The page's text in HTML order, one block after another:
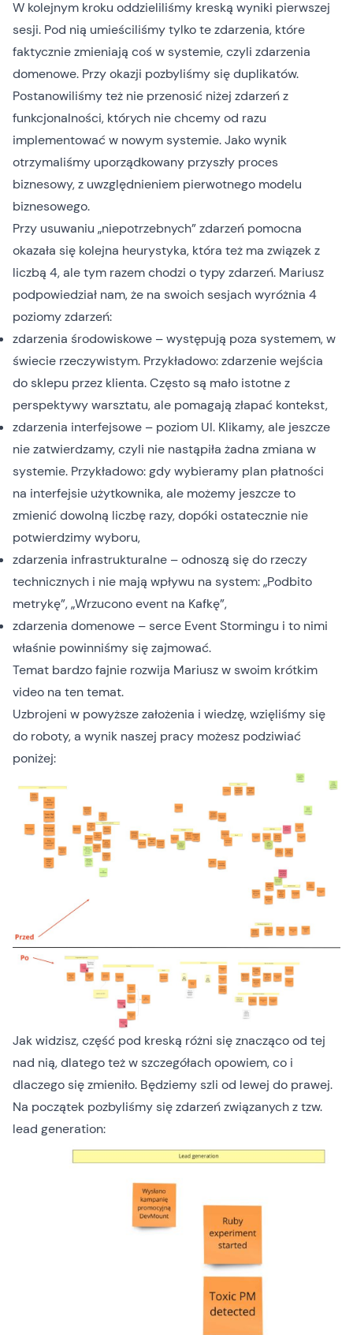
W kolejnym kroku oddzieliliśmy kreską wyniki pierwszej
sesji. Pod nią umieściliśmy tylko te zdarzenia, które
faktycznie zmieniają coś w systemie, czyli zdarzenia
domenowe. Przy okazji pozbyliśmy się duplikatów.
Postanowiliśmy też nie przenosić niżej zdarzeń z
funkcjonalności, których nie chcemy od razu
implementować w nowym systemie. Jako wynik
otrzymaliśmy uporządkowany przyszły proces
biznesowy, z uwzględnieniem pierwotnego modelu
biznesowego.
Przy usuwaniu „niepotrzebnych” zdarzeń pomocna
okazała się kolejna heurystyka, która też ma związek z
liczbą 4, ale tym razem chodzi o typy zdarzeń. Mariusz
podpowiedział nam, że na swoich sesjach wyróżnia 4
poziomy zdarzeń:
zdarzenia środowiskowe – występują poza systemem, w
świecie rzeczywistym. Przykładowo: zdarzenie wejścia
do sklepu przez klienta. Często są mało istotne z
perspektywy warsztatu, ale pomagają złapać kontekst,
zdarzenia interfejsowe – poziom UI. Klikamy, ale jeszcze
nie zatwierdzamy, czyli nie nastąpiła żadna zmiana w
systemie. Przykładowo: gdy wybieramy plan płatności
na interfejsie użytkownika, ale możemy jeszcze to
zmienić dowolną liczbę razy, dopóki ostatecznie nie
potwierdzimy wyboru,
zdarzenia infrastrukturalne – odnoszą się do rzeczy
technicznych i nie mają wpływu na system: „Podbito
metrykę”, „Wrzucono event na Kafkę”,
zdarzenia domenowe – serce Event Stormingu i to nimi
właśnie powinniśmy się zajmować.
Temat bardzo fajnie rozwija Mariusz w swoim krótkim
video na ten temat.
Uzbrojeni w powyższe założenia i wiedzę, wzięliśmy się
do roboty, a wynik naszej pracy możesz podziwiać
poniżej:
Jak widzisz, część pod kreską różni się znacząco od tej
nad nią, dlatego też w szczegółach opowiem, co i
dlaczego się zmieniło. Będziemy szli od lewej do prawej.
Na początek pozbyliśmy się zdarzeń związanych z tzw.
lead generation: